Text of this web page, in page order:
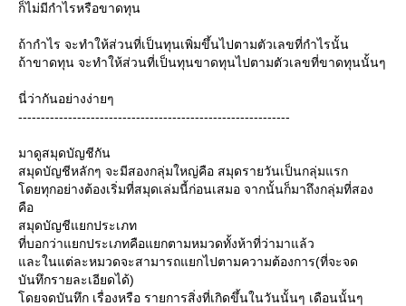
ก็ไม่มีกำไรหรือขาดทุน
ถ้ากำไร จะทำให้ส่วนที่เป็นทุนเพิ่มขึ้นไปตามตัวเลขที่กำไรนั้น
ถ้าขาดทุน จะทำให้ส่วนที่เป็นทุนขาดทุนไปตามตัวเลขที่ขาดทุนนั้นๆ
นี่ว่ากันอย่างง่ายๆ
------------------------------------------------------------
มาดูสมุดบัญชีกัน
สมุดบัญชีหลักๆ จะมีสองกลุ่มใหญ่คือ สมุดรายวันเป็นกลุ่มแรก
ดยทุกอย่างต้องเริ่มที่สมุดเล่มนี้ก่อนเสมอ จากนั้นก็มาถึงกลุ่มที่สอง
คือ
สมุดบัญชีแยกประเภท
ที่บอกว่าแยกประเภทคือแยกตามหมวดทั้งห้าที่ว่ามาแล้ว
ละในแต่ละหมวดจะสามารถแยกไปตามความต้องการ(ที่จะจด
บันทึกรายละเอียดได้)
ดยจดบันทึก เรื่องหรือ รายการสิ่งที่เกิดขึ้นในวันนั้นๆ เดือนนั้นๆ